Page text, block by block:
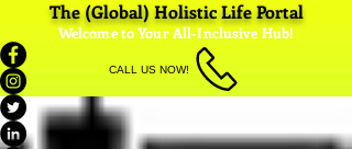
The (Global) Holistic Life Portal
Welcome to Your All-Inclusive Hub!
CALL US NOW!